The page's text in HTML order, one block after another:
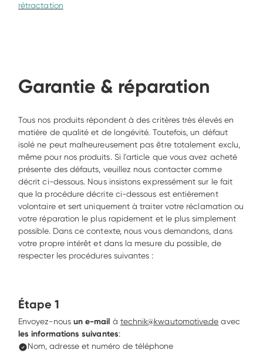
rétractation
Garantie & réparation
Tous nos produits répondent à des critères très élevés en
matière de qualité et de longévité. Toutefois, un défaut
isolé ne peut malheureusement pas être totalement exclu,
même pour nos produits. Si l'article que vous avez acheté
présente des défauts, veuillez nous contacter comme
décrit ci-dessous. Nous insistons expressément sur le fait
que la procédure décrite ci-dessous est entièrement
volontaire et sert uniquement à traiter votre réclamation ou
votre réparation le plus rapidement et le plus simplement
possible. Dans ce contexte, nous vous demandons, dans
votre propre intérêt et dans la mesure du possible, de
respecter les procédures suivantes :
Étape 1
Envoyez-nous un e-mail à technik@kwautomotive.de avec
les informations suivantes:
Nom, adresse et numéro de téléphone